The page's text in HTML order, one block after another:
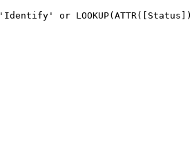
'Identify' or